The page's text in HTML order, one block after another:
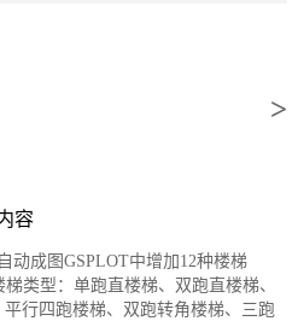
容
动成图GSPLOT中增加12种楼梯
类型：单跑直楼梯、双跑直楼梯、
行四跑楼梯、双跑转角楼梯、三跑
>